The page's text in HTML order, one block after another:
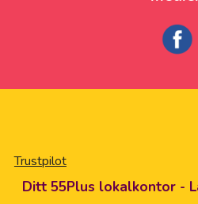
Trustpilot
Ditt 55Plus lokalkontor -